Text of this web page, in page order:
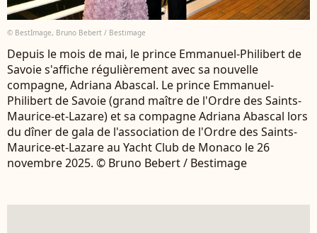
© BestImage, Bruno Bebert / Bestimage
Depuis le mois de mai, le prince Emmanuel-Philibert de
Savoie s'affiche régulièrement avec sa nouvelle
compagne, Adriana Abascal. Le prince Emmanuel-
Philibert de Savoie (grand maître de l'Ordre des Saints-
Maurice-et-Lazare) et sa compagne Adriana Abascal lors
du dîner de gala de l'association de l'Ordre des Saints-
Maurice-et-Lazare au Yacht Club de Monaco le 26
novembre 2025. © Bruno Bebert / Bestimage